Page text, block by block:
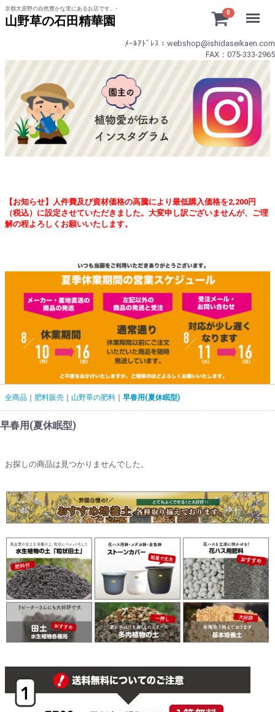
京都大原野の自然豊かな里にあるお店です。-
山野草の石田精華園
0
ﾒｰﾙｱﾄﾞﾚｽ：webshop@ishidaseikaen.com
FAX：075-333-2965
【お知らせ】人件費及び資材価格の高騰により最低購入価格を2,200円
（税込）に設定させていただきました。大変申し訳ございませんが、ご理
解の程よろしくお願いいたします。
全商品 肥料販売 山野草の肥料 早春用(夏休眠型)
早春用(夏休眠型)
お探しの商品は見つかりませんでした。